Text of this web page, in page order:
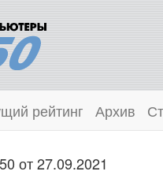
рейтинг Архив
от 27.09.2021